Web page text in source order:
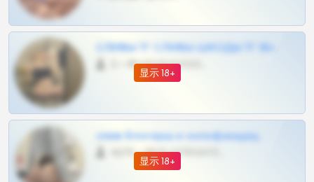
显示 18+
СЛИВЫ ТГ СЛИВЫ ШКОДЫ ТГ 18+
显示 18+
слив блогерш и онлифанщиц
4675 •